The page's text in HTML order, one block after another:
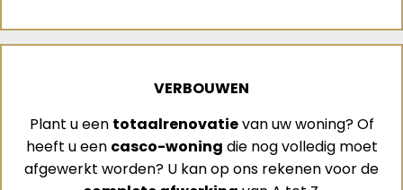
VERBOUWEN
Plant u een totaalrenovatievan uw woning? Of
heeft u een casco-woning die nog volledig moet
afgewerkt worden? U kan op ons rekenen voor de